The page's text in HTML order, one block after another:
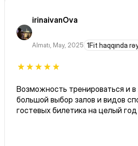
irinaivanOva
Almatı, May, 2025 1Fit haqqında
Возможность тренироваться и
большой выбор залов и видов
гостевых билетика на целый